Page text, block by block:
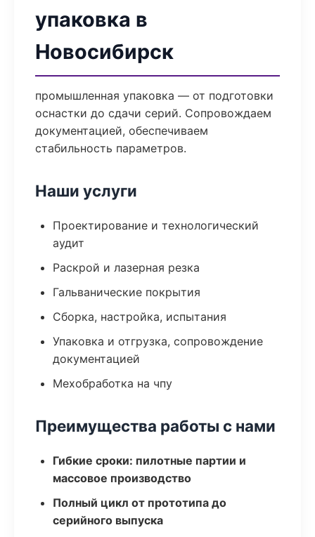
упаковка в
Новосибирск
промышленная упаковка — от подготовки
оснастки до сдачи серий. Сопровождаем
документацией, обеспечиваем
стабильность параметров.
Наши услуги
Проектирование и технологический
аудит
Раскрой и лазерная резка
Гальванические покрытия
Сборка, настройка, испытания
Упаковка и отгрузка, сопровождение
документацией
Мехобработка на чпу
Преимущества работы с нами
Гибкие сроки: пилотные партии и
массовое производство
Полный цикл от прототипа до
серийного выпуска